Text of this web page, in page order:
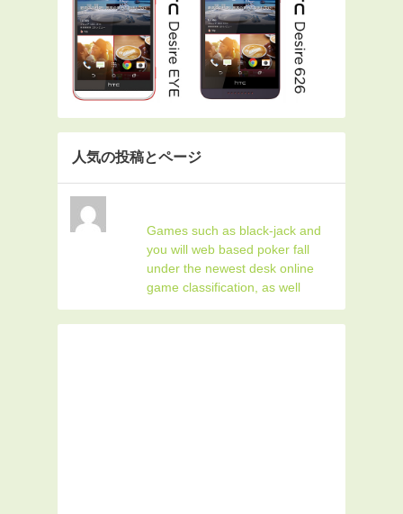
人気の投稿とページ
Games such as black-jack and
you will web based poker fall
under the newest desk online
game classification, as well